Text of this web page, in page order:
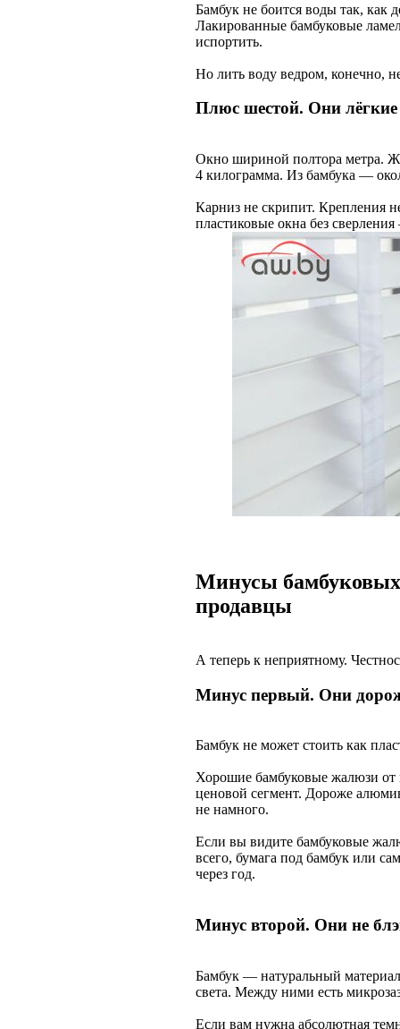
Бамбук не боится воды так, как
Лакированные бамбуковые
испортить.
Но лить воду ведром, конечно,
Плюс шестой. Они лёгкие
Окно шириной полтора метра.
4 килограмма. Из бамбука —
Карниз не скрипит. Крепления
пластиковые окна без
Минусы
продавцы
А теперь к неприятному.
Минус первый. Они
Бамбук не может стоить как
Хорошие бамбуковые жалюзи от
ценовой сегмент. Дороже
не намного.
Если вы видите бамбуковые
всего, бумага под бамбук или
через год.
Минус второй. Они не
Бамбук — натуральный
света. Между ними есть
Если вам нужна абсолютная